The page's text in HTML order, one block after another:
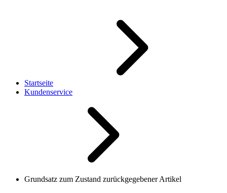
Startseite
Kundenservice
Grundsatz zum Zustand zurückgegebener Artikel